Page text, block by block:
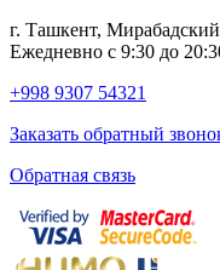
г. Ташкент,
Ежедневно с 9:30 до
+998 9307 54321
Заказать обратный
Обратная связь